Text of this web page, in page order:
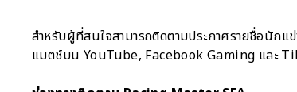
สำหรับผู้ที่สนใจสามารถติดตามประกาศรายชื่อนั
แมตช์บน YouTube, Facebook Gaming และ